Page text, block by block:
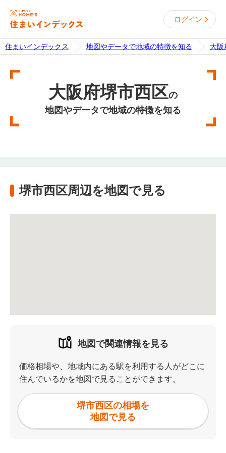
ログイン
住まいインデックス 地図やデータで地域の特徴を知る 大阪
大阪府堺市西区の
地図やデータで地域の特徴を知る
堺市西区周辺を地図で見る
地図で関連情報を見る
価格相場や、地域内にある駅を利用する人がどこに
住んでいるかを地図で見ることができます。
堺市西区の相場を
地図で見る